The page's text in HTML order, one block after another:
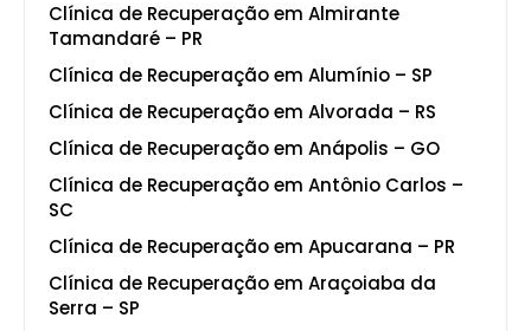
Clínica de Recuperação em Almirante
Tamandaré – PR
Clínica de Recuperação em Alumínio – SP
Clínica de Recuperação em Alvorada – RS
Clínica de Recuperação em Anápolis – GO
Clínica de Recuperação em Antônio Carlos –
SC
Clínica de Recuperação em Apucarana – PR
Clínica de Recuperação em Araçoiaba da
Serra – SP